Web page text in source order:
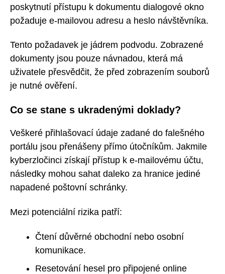
poskytnutí přístupu k dokumentu dialogové okno
požaduje e-mailovou adresu a heslo návštěvníka.
Tento požadavek je jádrem podvodu. Zobrazené
dokumenty jsou pouze návnadou, která má
uživatele přesvědčit, že před zobrazením souborů
je nutné ověření.
Co se stane s ukradenými doklady?
Veškeré přihlašovací údaje zadané do falešného
portálu jsou přenášeny přímo útočníkům. Jakmile
kyberzločinci získají přístup k e-mailovému účtu,
následky mohou sahat daleko za hranice jediné
napadené poštovní schránky.
Mezi potenciální rizika patří:
Čtení důvěrné obchodní nebo osobní
komunikace.
Resetování hesel pro připojené online